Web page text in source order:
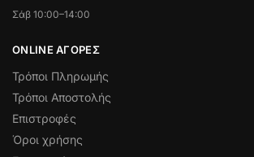
Σάβ 10:00–14:00
ONLINE ΑΓΟΡΕΣ
Τρόποι Πληρωμής
Τρόποι Αποστολής
Επιστροφές
Όροι χρήσης